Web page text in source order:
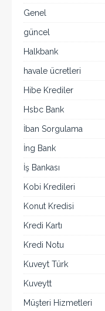
Genel
güncel
Halkbank
havale ücretleri
Hibe Krediler
Hsbc Bank
İban Sorgulama
İng Bank
İş Bankası
Kobi Kredileri
Konut Kredisi
Kredi Kartı
Kredi Notu
Kuveyt Türk
Kuveytt
Müşteri Hizmetleri